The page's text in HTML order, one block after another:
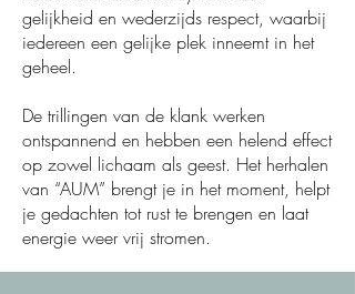
gelijkheid en wederzijds respect, waarbij
iedereen een gelijke plek inneemt in het
geheel.
​De trillingen van de klank werken
ontspannend en hebben een helend effect
op zowel lichaam als geest. Het herhalen
van “AUM” brengt je in het moment, helpt
je gedachten tot rust te brengen en laat
energie weer vrij stromen.